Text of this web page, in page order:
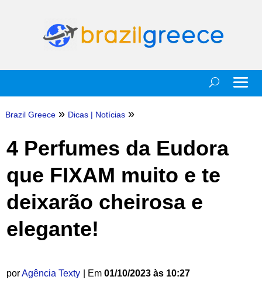
Brazil Greece » Dicas| Notícias »
4 Perfumes da Eudora
que FIXAM muito e te
deixarão cheirosa e
elegante!
porAgência Texty | Em 01/10/2023 às 10:27